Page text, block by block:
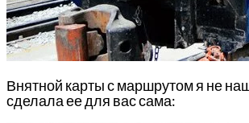
Внятной карты с маршрутом я не
сделала ее для вас сама: